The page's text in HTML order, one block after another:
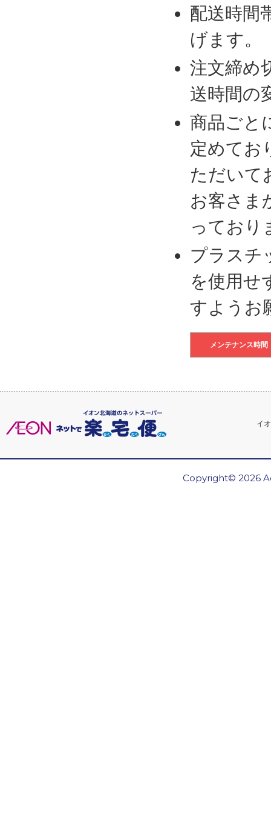
配送時間
げます。
注文締め
送時間の
商品ごと
定めてお
ただいて
お客さま
っており
プラスチ
を使用せ
すようお
メンテナンス時間
イ
Copyright© 2026